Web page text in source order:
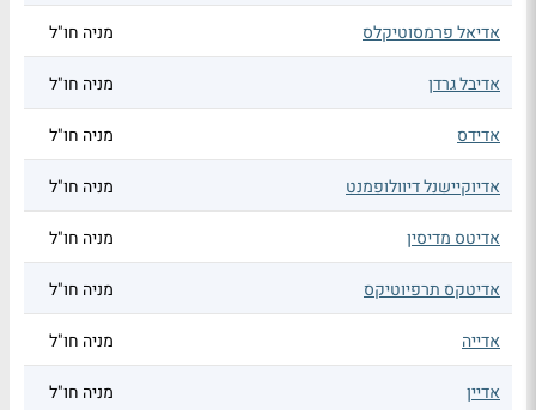
אדיאל פרמסוטיקלס מניה חו"ל
אדיבל גרדן מניה חו"ל
אדידס מניה חו"ל
אדיוקיישנל דיוולופמנט מניה חו"ל
אדיטס מדיסין מניה חו"ל
אדיטקס תרפיוטיקס מניה חו"ל
אדייה מניה חו"ל
אדיין מניה חו"ל